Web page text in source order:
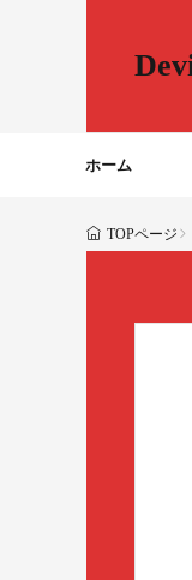
ホーム
TOPページ